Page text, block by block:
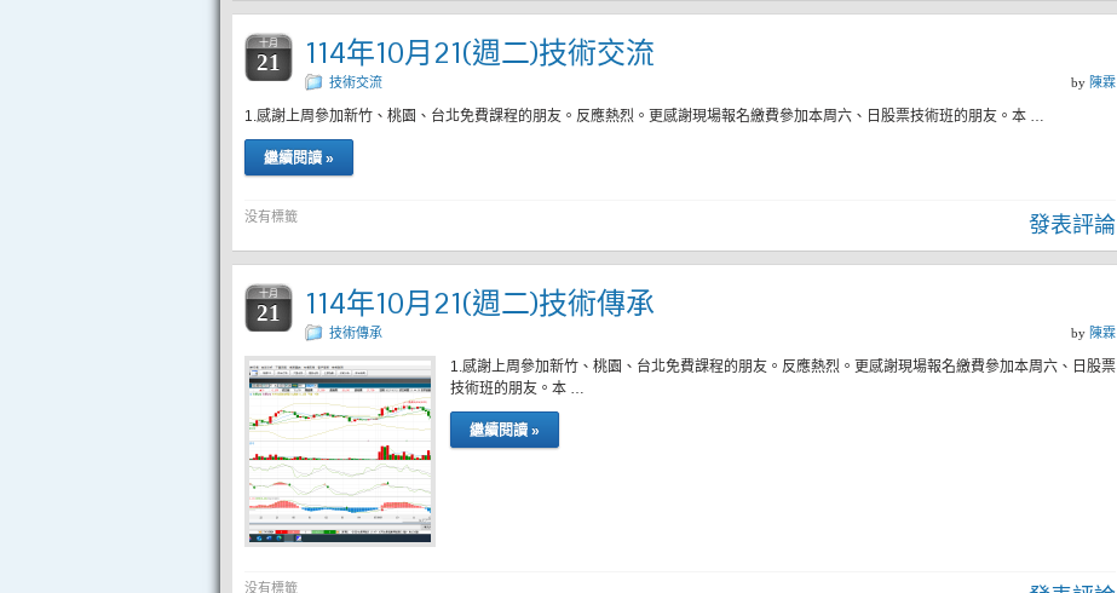
十月
21 114年10月21(週二)技術交流
技術交流 by 陳霖
1.感謝上周參加新竹、桃園、台北免費課程的朋友。反應熱烈。更感謝現場報名繳費參加本周六、日股票技術班的朋友。本 …
繼續閱讀 »
没有標籤 發表評論
十月
21 114年10月21(週二)技術傳承
技術傳承 by 陳霖
1.感謝上周參加新竹、桃園、台北免費課程的朋友。反應熱烈。更感謝現場報名繳費參加本周六、日股票
技術班的朋友。本 …
繼續閱讀 »
没有標籤